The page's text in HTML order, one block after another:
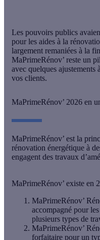
Les pouvoirs publics
pour les aides à la
largement remaniées à la
MaPrimeRénov’ reste un
avec quelques
vos clients.
MaPrimeRénov’ 2026 en
MaPrimeRénov’ est la
rénovation énergétique à
engagent des travaux
MaPrimeRénov’ existe en
MaPrimeRénov’
accompagné pour
plusieurs types de
MaPrimeRénov’
forfaitaire pour un